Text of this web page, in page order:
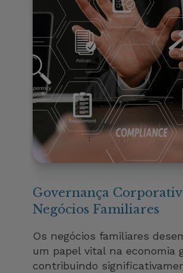
Governança
Negócios Familiares
Os negócios familiares
um papel vital na economia
contribuindo